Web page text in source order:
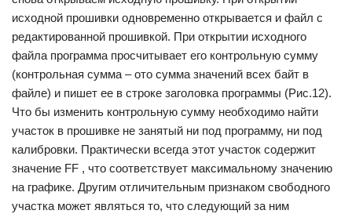
исходной прошивки одновременно открывается и файл с
редактированной прошивкой. При открытии исходного
файла программа просчитывает его контрольную сумму
(контрольная сумма – ото сумма значений всех байт в
файле) и пишет ее в строке заголовка программы (Рис.12).
Что бы изменить контрольную сумму необходимо найти
участок в прошивке не занятый ни под программу, ни под
калибровки. Практически всегда этот участок содержит
значение FF , что соответствует максимальному значению
на графике. Другим отличительным признаком свободного
участка может являться то, что следующий за ним